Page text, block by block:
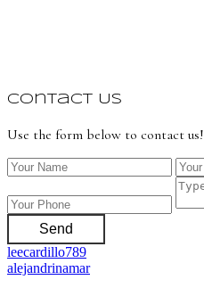
Contact Us
Use the form below to contact us!
Send
leecardillo789
alejandrinamar